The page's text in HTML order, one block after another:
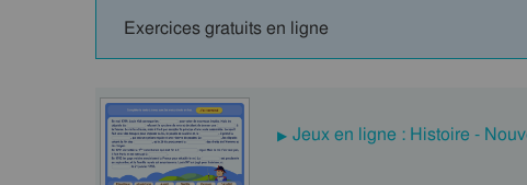
Exercices gratuits en ligne
Jeux en ligne : Histoire -